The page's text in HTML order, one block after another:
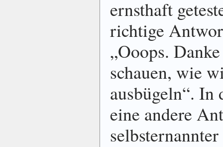
ernsthaft
richtige
„Ooops.
schauen, wie
ausbügeln“. In
eine andere